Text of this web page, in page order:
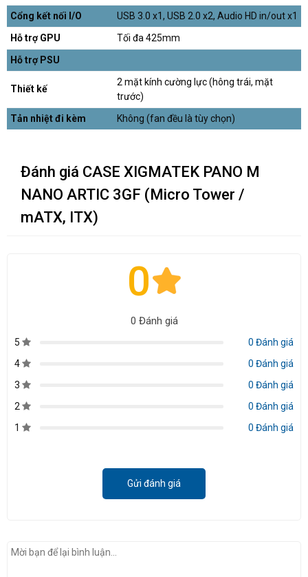
Cổng kết nối I/O
USB 3.0 x1, USB 2.0 x2, Audio HD in/out x1
Hỗ trợ GPU
Tối đa 425mm
Hỗ trợ PSU
Thiết kế
2 mặt kính cường lực (hông trái, mặt
trước)
Tản nhiệt đi kèm
Không (fan đều là tùy chọn)
Đánh giá CASE XIGMATEK PANO M
NANO ARTIC 3GF (Micro Tower /
mATX, ITX)
0
0 Đánh giá
5
0 Đánh giá
4
0 Đánh giá
3
0 Đánh giá
2
0 Đánh giá
1
0 Đánh giá
Gửi đánh giá